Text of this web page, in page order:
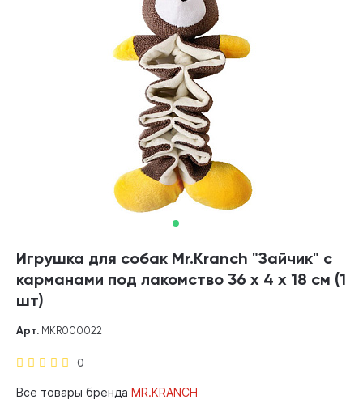
Игрушка для собак Mr.Kranch "Зайчик" с
карманами под лакомство 36 х 4 х 18 см (1
шт)
0
Арт. MKR000022
Все товары бренда MR.KRANCH